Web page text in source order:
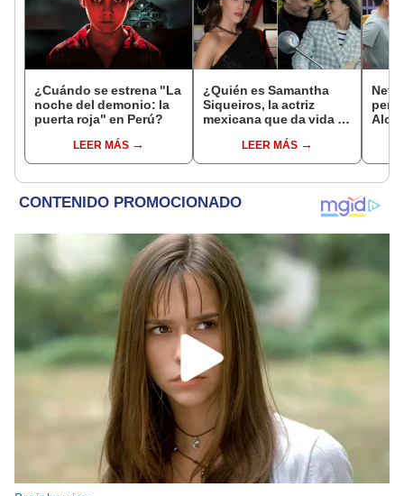
¿Cuándo se estrena "La
noche del demonio: la
puerta roja" en Perú?
LEER MÁS
¿Quién es Samantha
Siqueiros, la actriz
mexicana que da vida a
LEER MÁS